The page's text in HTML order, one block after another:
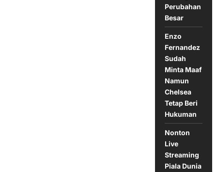
Perubahan
Besar
Enzo
Fernandez
Sudah
Minta Maaf
Namun
Chelsea
Tetap Beri
Hukuman
Nonton
Live
Streaming
Piala Dunia